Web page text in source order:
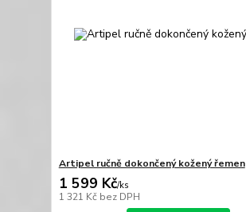
Artipel ručně dokončený kožený řemen
1 599 Kč/ks
1 321 Kč bez DPH